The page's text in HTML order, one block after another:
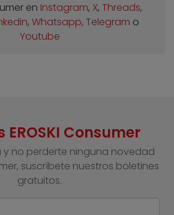
en Instagram, X, Threads,
, Whatsapp, Telegram o
Youtube
EROSKI Consumer
y no perderte ninguna novedad
suscríbete nuestros boletines
gratuitos.